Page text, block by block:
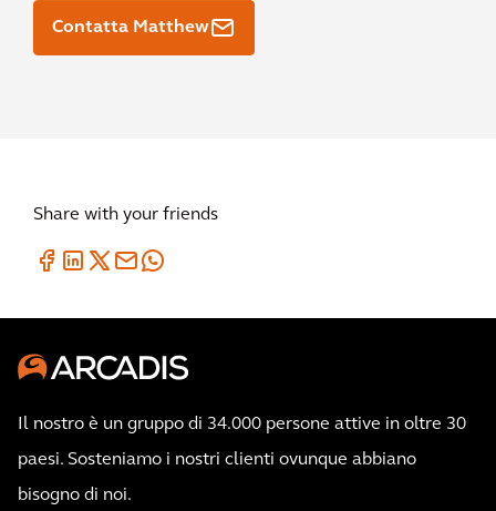
Contatta Matthew
Share with your friends
Il nostro è un gruppo di 34.000 persone attive in oltre 30
paesi. Sosteniamo i nostri clienti ovunque abbiano
bisogno di noi.